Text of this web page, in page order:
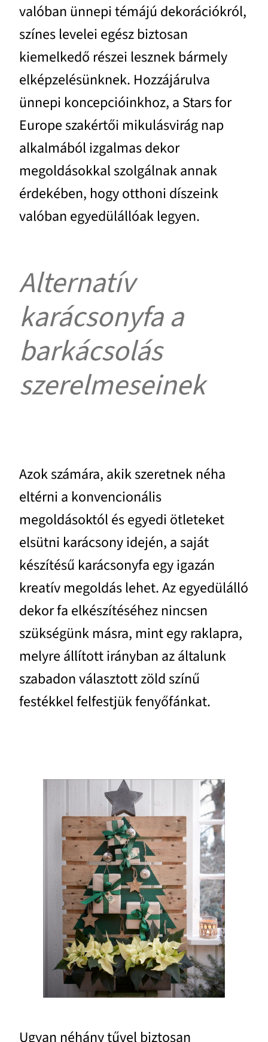
valóban ünnepi témájú dekorációkról,
színes levelei egész biztosan
kiemelkedő részei lesznek bármely
elképzelésünknek. Hozzájárulva
ünnepi koncepcióinkhoz, a Stars for
Europe szakértői mikulásvirág nap
alkalmából izgalmas dekor
megoldásokkal szolgálnak annak
érdekében, hogy otthoni díszeink
valóban egyedülállóak legyen.
Alternatív
karácsonyfa a
barkácsolás
szerelmeseinek
Azok számára, akik szeretnek néha
eltérni a konvencionális
megoldásoktól és egyedi ötleteket
elsütni karácsony idején, a saját
készítésű karácsonyfa egy igazán
kreatív megoldás lehet. Az egyedülálló
dekor fa elkészítéséhez nincsen
szükségünk másra, mint egy raklapra,
melyre állított irányban az általunk
szabadon választott zöld színű
festékkel felfestjük fenyőfánkat.
Ugyan néhány tűvel biztosan